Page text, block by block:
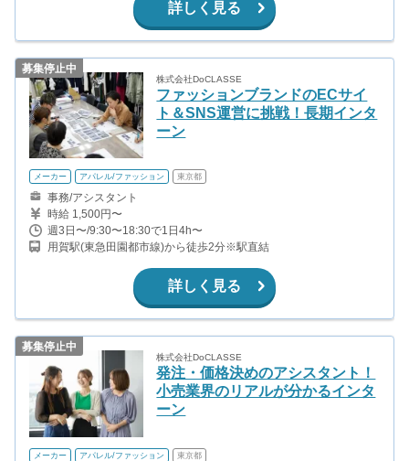
詳しく見る
募集停止中
株式会社DoCLASSE
ファッションブランドのECサイ
ト＆SNS運営に挑戦！長期インタ
ーン
メーカー アパレル/ファッション 東京都
事務/アシスタント
時給 1,500円〜
週3日〜/9:30〜18:30で1日4h〜
用賀駅(東急田園都市線)から徒歩2分※駅直結
詳しく見る
募集停止中
株式会社DoCLASSE
発注・価格決めのアシスタント！
小売業界のリアルが分かるインタ
ーン
メーカー アパレル/ファッション 東京都